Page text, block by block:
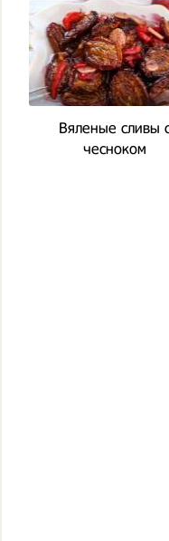
Вяленые сливы
чесноком